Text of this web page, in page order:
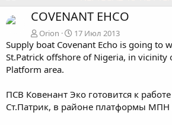
COVENANT EHCO
Orion 17 Июл 2013
Supply boat Covenant Echo is going to
St.Patrick offshore of Nigeria, in vicinity
Platform area.
ПСВ Ковенант Эко готовится к
Ст.Патрик, в районе платформы МПН